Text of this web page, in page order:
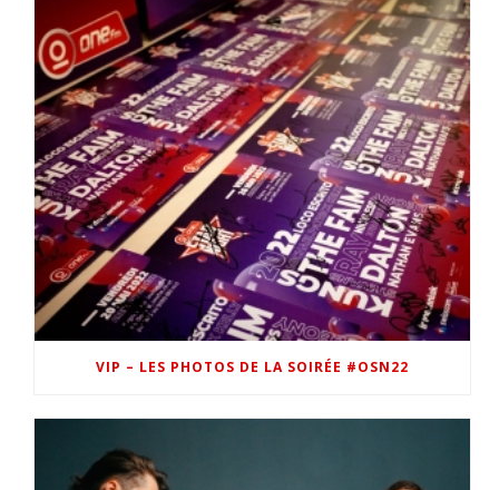
VIP – LES PHOTOS DE LA SOIRÉE #OSN22